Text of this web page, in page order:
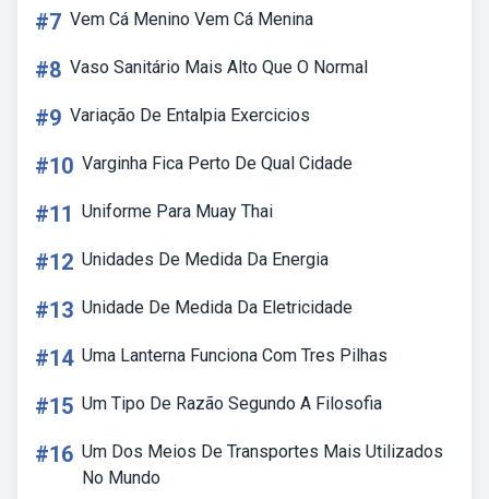
#7 Vem Cá Menino Vem Cá Menina
#8 Vaso Sanitário Mais Alto Que O Normal
#9 Variação De Entalpia Exercicios
#10 Varginha Fica Perto De Qual Cidade
#11 Uniforme Para Muay Thai
#12 Unidades De Medida Da Energia
#13 Unidade De Medida Da Eletricidade
#14 Uma Lanterna Funciona Com Tres Pilhas
#15 Um Tipo De Razão Segundo A Filosofia
#16 Um Dos Meios De Transportes Mais Utilizados
No Mundo